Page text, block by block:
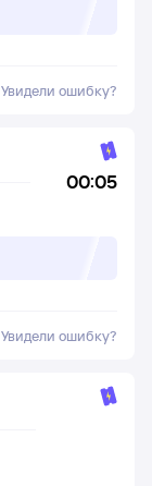
Увидели ошибку?
00:05
Увидели ошибку?